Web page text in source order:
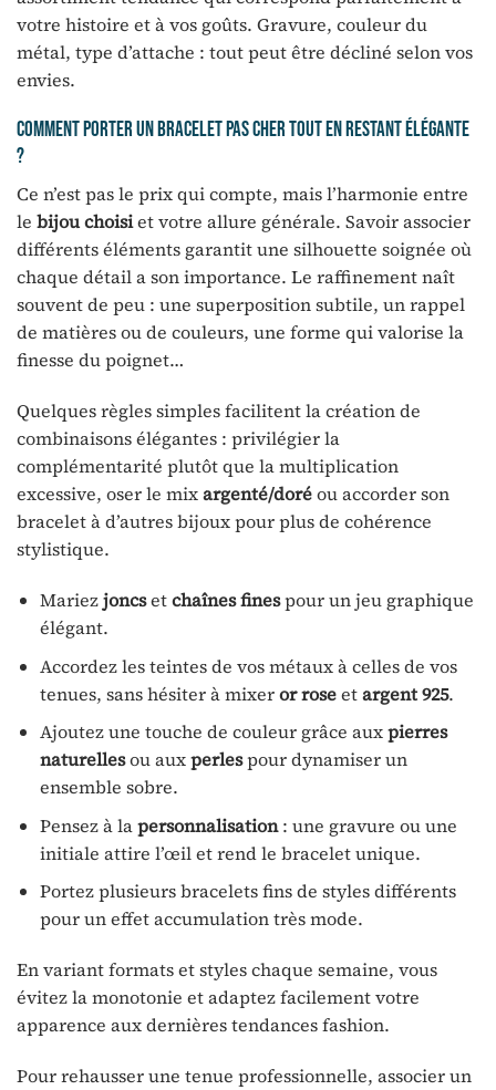
votre histoire et à vos goûts. Gravure, couleur du
métal, type d’attache : tout peut être décliné selon vos
envies.
Comment porter un bracelet pas cher tout en restant élégante
?
Ce n’est pas le prix qui compte, mais l’harmonie entre
le bijou choisiet votre allure générale. Savoir associer
différents éléments garantit une silhouette soignée où
chaque détail a son importance. Le raffinement naît
souvent de peu : une superposition subtile, un rappel
de matières ou de couleurs, une forme qui valorise la
finesse du poignet…
Quelques règles simples facilitent la création de
combinaisons élégantes : privilégier la
complémentarité plutôt que la multiplication
excessive, oser le mixargenté/doréou accorder son
bracelet à d’autres bijoux pour plus de cohérence
stylistique.
Mariezjoncsetchaînes finespour un jeu graphique
élégant.
Accordez les teintes de vos métaux à celles de vos
tenues, sans hésiter à mixeror roseetargent 925.
Ajoutez une touche de couleur grâce auxpierres
naturellesou auxperlespour dynamiser un
ensemble sobre.
Pensez à lapersonnalisation: une gravure ou une
initiale attire l’œil et rend le bracelet unique.
Portez plusieurs bracelets fins de styles différents
pour un effet accumulation très mode.
En variant formats et styles chaque semaine, vous
évitez la monotonie et adaptez facilement votre
apparence aux dernières tendances fashion.
Pour rehausser une tenue professionnelle, associer un